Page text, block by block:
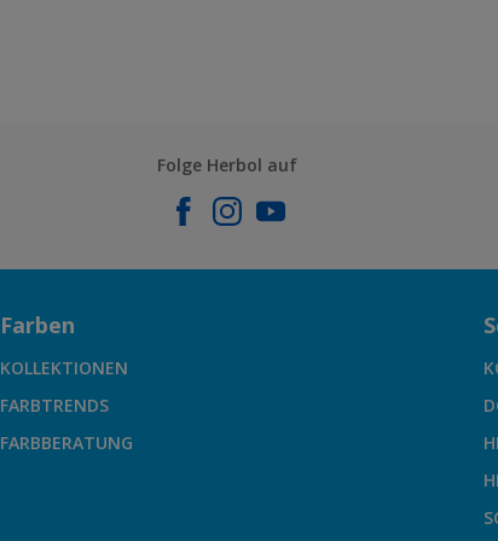
Folge Herbol auf
Farben
KOLLEKTIONEN
FARBTRENDS
FARBBERATUNG